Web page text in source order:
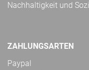
Nachhaltigkeit und
ZAHLUNGSARTEN
Paypal